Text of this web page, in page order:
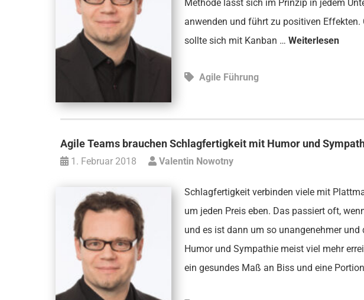
Methode lässt sich im Prinzip in jedem
anwenden und führt zu positiven
sollte sich mit Kanban … Weiterlesen
Agile Führung
Agile Teams brauchen Schlagfertigkeit mit Humor und
1. Februar 2018 Valentin Nowotny
Schlagfertigkeit verbinden viele mit
um jeden Preis eben. Das passiert oft,
und es ist dann um so unangenehmer
Humor und Sympathie meist viel mehr
ein gesundes Maß an Biss und eine